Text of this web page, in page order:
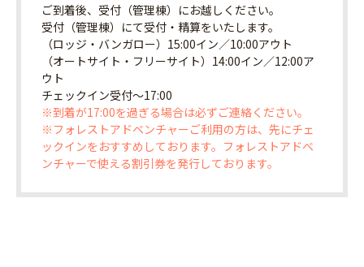
ご到着後、受付（管理棟）にお越しください。
受付（管理棟）にて受付・精算をいたします。
（ロッジ・バンガロー）15:00イン／10:00アウト
（オートサイト・フリーサイト）14:00イン／12:00ア
ウト
チェックイン受付〜17:00
※到着が17:00を過ぎる場合は必ずご連絡ください。
※フォレストアドベンチャーご利用の方は、先にチェ
ックインをおすすめしております。フォレストアドベ
ンチャーで使える割引券を発行しております。